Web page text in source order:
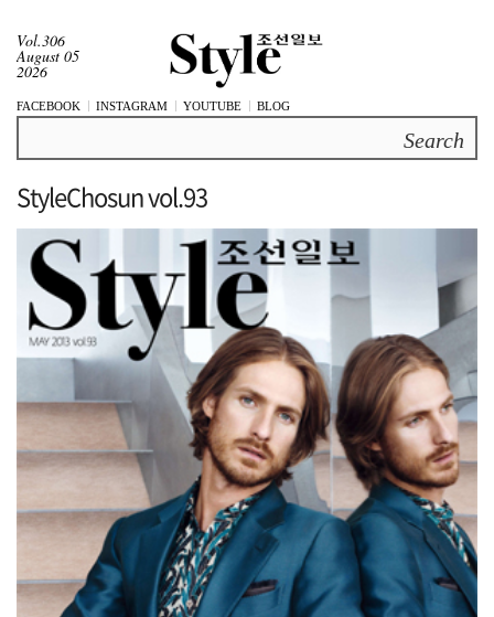
Vol.306
August 05
2026
FACEBOOK INSTAGRAM YOUTUBE BLOG
StyleChosun vol.93